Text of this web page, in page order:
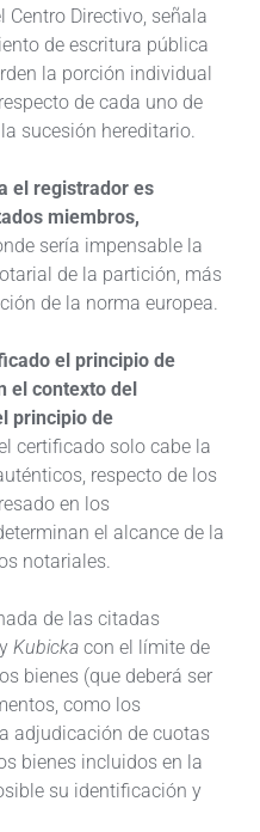
Centro Directivo, señala
de escritura pública
la porción individual
de cada uno de
sucesión hereditario.
el registrador es
miembros,
sería impensable la
de la partición, más
de la norma europea.
el principio de
el contexto del
principio de
certificado solo cabe la
respecto de los
en los
el alcance de la
notariales.
de las citadas
y Kubicka con el límite de
bienes (que deberá ser
como los
adjudicación de cuotas
bienes incluidos en la
su identificación y